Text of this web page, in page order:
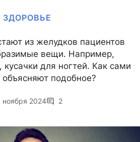
ЗДОРОВЬЕ
из желудков пациентов
вещи. Например,
кусачки для ногтей. Как сами
подобное?
ноября 2024 2